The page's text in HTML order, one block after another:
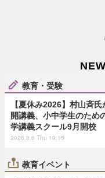
教育・受験
【夏休み2026】村山斉氏
開講義、小中学生のため
学講義スクール9月開校
2026.8.6 Thu 19:15
教育イベント